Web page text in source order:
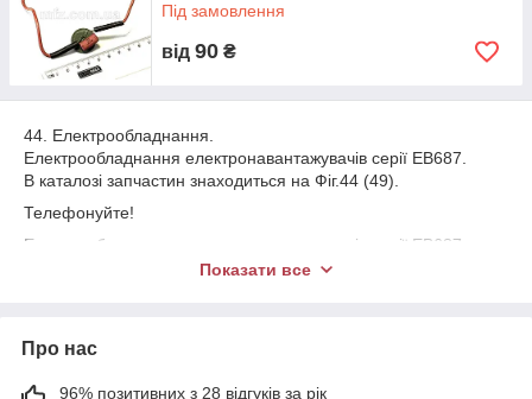
Під замовлення
від 90 ₴
44. Електрообладнання.
Електрообладнання електронавантажувачів серії ЕВ687.
В каталозі запчастин знаходиться на Фіг.44 (49).
Телефонуйте!
Електрообладнання електронавантажувачів серії ЕВ687
включає в себе наступні основні запчастини:
Електрообладнання. 131110, 687.33.10 09.00.00.
1. Пучок проводів. 128127 /128128/, 687.33.10 09.08.00.
Показати все
Про нас
96% позитивних з 28 відгуків за рік